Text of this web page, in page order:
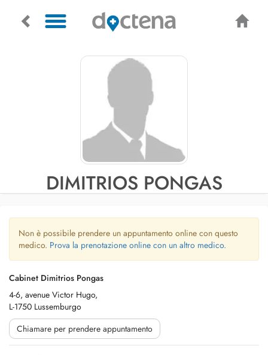
DIMITRIOS PONGAS
Non è possibile prendere un appuntamento online con questo
medico. Prova la prenotazione online con un altro medico.
Cabinet Dimitrios Pongas
4-6, avenue Victor Hugo,
L-1750 Lussemburgo
Chiamare per prendere appuntamento